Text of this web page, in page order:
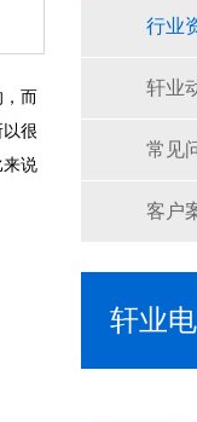
而
很
来说
行业
轩业
常见
客户
轩业